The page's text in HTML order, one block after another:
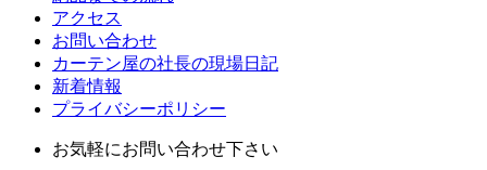
アクセス
お問い合わせ
カーテン屋の社長の現場日記
新着情報
プライバシーポリシー
お気軽にお問い合わせ下さい